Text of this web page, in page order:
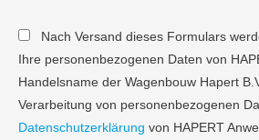
Nach Versand dieses Formulars
Ihre personenbezogenen Daten von
Handelsname der Wagenbouw Hapert
Verarbeitung von personenbezogenen
Datenschutzerklärung von HAPERT